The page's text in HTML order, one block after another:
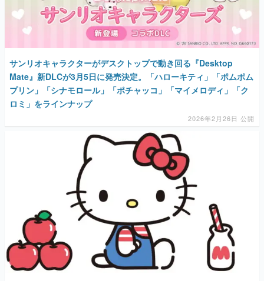
サンリオキャラクターがデスクトップで動き回る『Desktop
Mate』新DLCが3月5日に発売決定。「ハローキティ」「ポムポム
プリン」「シナモロール」「ポチャッコ」「マイメロディ」「ク
ロミ」をラインナップ
2026年2月26日 公開